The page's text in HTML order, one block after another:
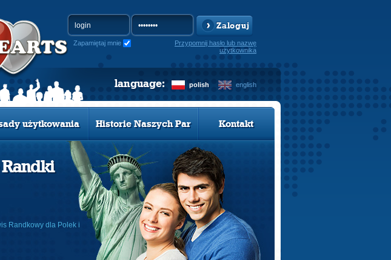
Zaloguj
Zapamiętaj mnie
Przypomnij hasło lub nazwę
użytkownika
polish english
language:
użytkowania Historie Naszych Par Kontakt
Randkowy dla Polek i